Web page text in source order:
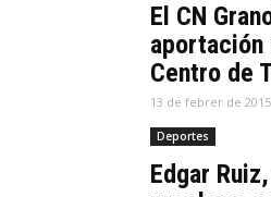
El CN
aportación
Centro de
13 de febrer de 2015
Deportes
Edgar